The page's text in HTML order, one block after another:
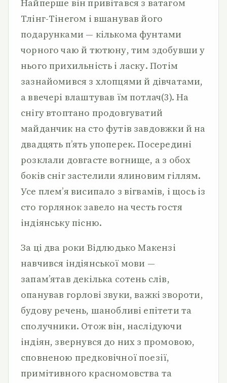
Найперше він привітався з ватагом
Тлінг-Тінегом і вшанував його
подарунками — кількома фунтами
чорного чаю й тютюну, тим здобувши у
нього прихильність і ласку. Потім
зазнайомився з хлопцями й дівчатами,
а ввечері влаштував їм потлач(3). На
снігу втоптано продовгуватий
майданчик на сто футів завдовжки й на
двадцять п’ять упоперек. Посередині
розклали довгасте вогнище, а з обох
боків сніг застелили ялиновим гіллям.
Усе плем’я висипало з вігвамів, і щось із
сто горлянок завело на честь гостя
індіянську пісню.
За ці два роки Відлюдько Макензі
навчився індіянської мови —
запам’ятав декілька сотень слів,
опанував горлові звуки, важкі звороти,
будову речень, шанобливі епітети та
сполучники. Отож він, наслідуючи
індіян, звернувся до них з промовою,
сповненою предковічної поезії,
примітивного красномовства та